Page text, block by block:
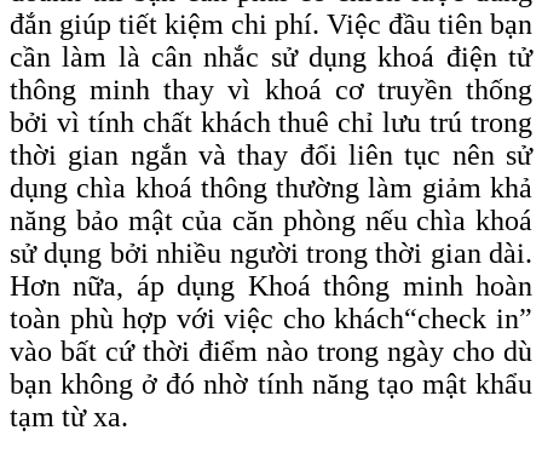
đắn giúp tiết kiệm chi phí. Việc đầu tiên bạn
cần làm là cân nhắc sử dụng khoá điện tử
thông minh thay vì khoá cơ truyền thống
bởi vì tính chất khách thuê chỉ lưu trú trong
thời gian ngắn và thay đổi liên tục nên sử
dụng chìa khoá thông thường làm giảm khả
năng bảo mật của căn phòng nếu chìa khoá
sử dụng bởi nhiều người trong thời gian dài.
Hơn nữa, áp dụng Khoá thông minh hoàn
toàn phù hợp với việc cho khách“checkin”
vào bất cứ thời điểm nào trong ngày cho dù
bạn không ở đó nhờ tính năng tạo mật khẩu
tạm từ xa.